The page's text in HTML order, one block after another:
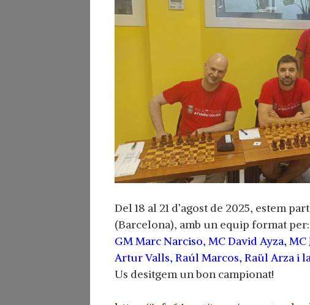
Del 18 al 21 d’agost de 2025, estem
(Barcelona), amb un equip format per:
GM Marc Narciso, MC David Ayza,
Artur Valls, Raúl Marcos, Raül Arza i
Us desitgem un bon campionat!